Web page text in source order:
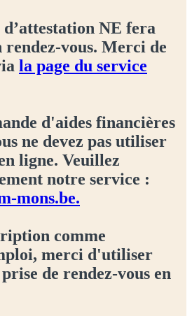
d’attestation NE fera
rendez-vous. Merci de
la page du service
d'aides financières
ne devez pas utiliser
ligne. Veuillez
notre service :
mons.be.
comme
merci d'utiliser
de rendez-vous en